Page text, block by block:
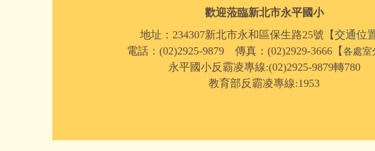
歡迎蒞臨新北市永平國小
地址：234307新北市永和區保生路25號【交通位
電話：(02)2925-9879 傳真：(02)2929-3666【各處室
永平國小反霸凌專線:(02)2925-9879轉780
教育部反霸凌專線:1953